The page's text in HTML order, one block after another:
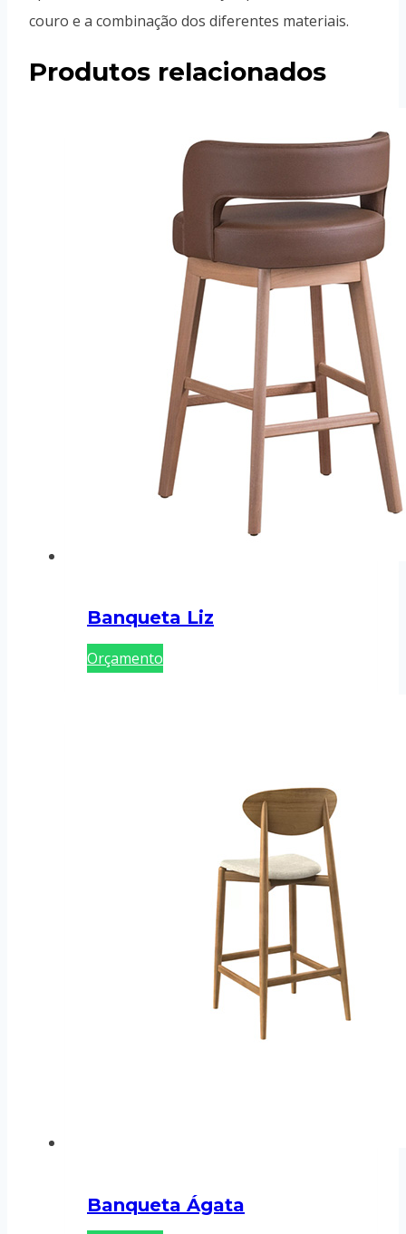
couro e a combinação dos diferentes materiais.
Produtos relacionados
Banqueta Liz
Orçamento
Banqueta Ágata